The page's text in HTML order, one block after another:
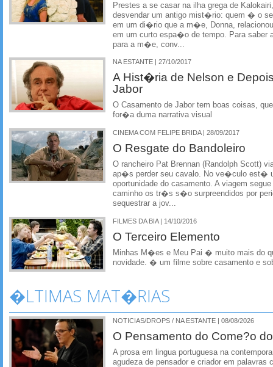
Prestes a se casar na ilha grega de
desvendar um antigo mist�rio: quem � o
em um di�rio que a m�e, Donna,
em um curto espa�o de tempo. Para saber
para a m�e, conv...
NA ESTANTE | 27/10/2017
A Hist�ria de Nelson e
Jabor
O Casamento de Jabor tem boas coisas,
for�a duma narrativa visual
CINEMA COM FELIPE BRIDA | 28/09/2017
O Resgate do Bandoleiro
O rancheiro Pat Brennan (Randolph Scott)
ap�s perder seu cavalo. No ve�culo est�
oportunidade do casamento. A viagem
caminho os tr�s s�o surpreendidos por
sequestrar a jov...
FILMES DA BIA | 14/10/2016
O Terceiro Elemento
Minhas M�es e Meu Pai � muito mais do
novidade. � um filme sobre casamento e
�LTIMAS MAT�RIAS
NOTICIAS/DROPS / NA ESTANTE | 08/08/2026
O Pensamento do Come?o
A prosa em lingua portuguesa na
agudeza de pensador e criador em palavras